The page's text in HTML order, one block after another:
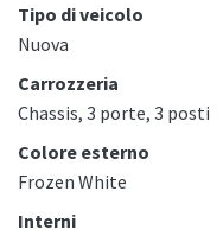
Tipo di veicolo
Nuova
Carrozzeria
Chassis, 3 porte, 3 posti
Colore esterno
Frozen White
Interni